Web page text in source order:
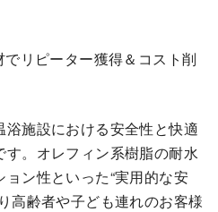
でリピーター獲得＆コスト削
施設における安全性と快適
。オレフィン系樹脂の耐水
ン性といった“実用的な安
高齢者や子ども連れのお客様